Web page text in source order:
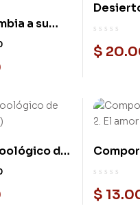
a su
$
de
salud 2.
humano
$